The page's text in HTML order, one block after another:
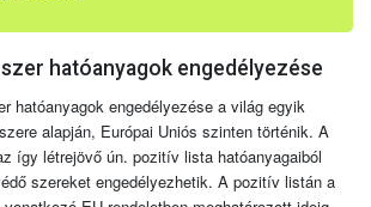
hatóanyagok engedélyezése
hatóanyagok engedélyezése a világ egyik
alapján, Európai Uniós szinten történik. A
így létrejövő ún. pozitív lista hatóanyagaiból
szereket engedélyezhetik. A pozitív listán a